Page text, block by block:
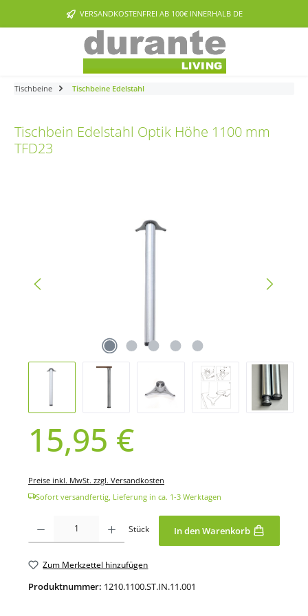
Zum Hauptinhalt springenVERSANDKOSTENFREI AB 100€ INNERHALB DE
Tischbeine Tischbeine Edelstahl
Tischbein Edelstahl Optik Höhe 1100 mm
TFD23
Regulärer Preis:
15,95 €
Preise inkl. MwSt. zzgl. Versandkosten
Sofort versandfertig, Lieferung in ca. 1-3 Werktagen
Produkt Anzahl: Gib den gewünschten Wert ein oder benutze die
Stück In den Warenkorb
Zum Merkzettel hinzufügen
Produktnummer: 1210.1100.ST.IN.11.001